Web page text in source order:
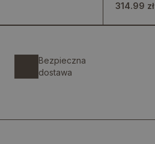
314.99 zł
Bezpieczna
dostawa